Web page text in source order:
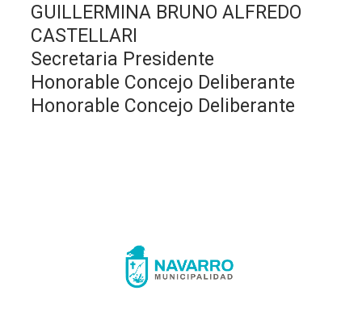
GUILLERMINA BRUNO ALFREDO
CASTELLARI
Secretaria Presidente
Honorable Concejo Deliberante
Honorable Concejo Deliberante